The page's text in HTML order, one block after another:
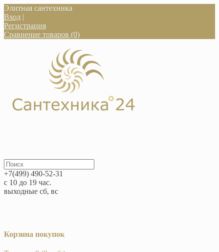
Элитная сантехника
Вход |
Регистрация
Сравнение товаров (0)
+7(499) 490-52-31
с 10 до 19 час.
выходные сб, вс
Корзина покупок